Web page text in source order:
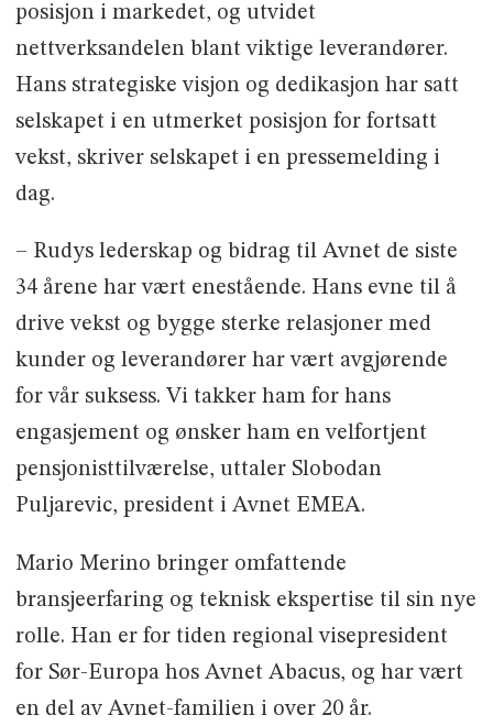
posisjon i markedet, og utvidet
nettverksandelen blant viktige leverandører.
Hans strategiske visjon og dedikasjon har satt
selskapet i en utmerket posisjon for fortsatt
vekst, skriver selskapet i en pressemelding i
dag.
– Rudys lederskap og bidrag til Avnet de siste
34 årene har vært enestående. Hans evne til å
drive vekst og bygge sterke relasjoner med
kunder og leverandører har vært avgjørende
for vår suksess. Vi takker ham for hans
engasjement og ønsker ham en velfortjent
pensjonisttilværelse, uttaler Slobodan
Puljarevic, president i Avnet EMEA.
Mario Merino bringer omfattende
bransjeerfaring og teknisk ekspertise til sin nye
rolle. Han er for tiden regional visepresident
for Sør-Europa hos Avnet Abacus, og har vært
en del av Avnet-familien i over 20 år.